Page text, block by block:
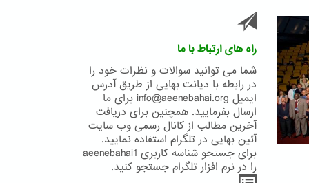
راه های ارتباط با ما
شما می توانید سوالات و نظرات خود را
در رابطه با دیانت بهایی از طریق آدرس
ایمیل info@aeenebahai.org برای ما
ارسال بفرمایید. همچنین برای دریافت
آخرین مطالب از کانال رسمی وب سایت
آئین بهایی در تلگرام استفاده نمایید.
برای جستجو شناسه کاربری aeenebahai1
را در نرم افزار تلگرام جستجو کنید.